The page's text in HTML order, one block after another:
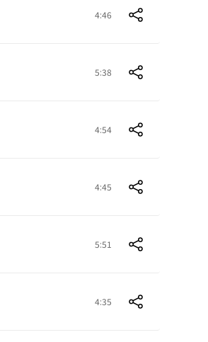
4:46
5:38
4:54
4:45
5:51
4:35